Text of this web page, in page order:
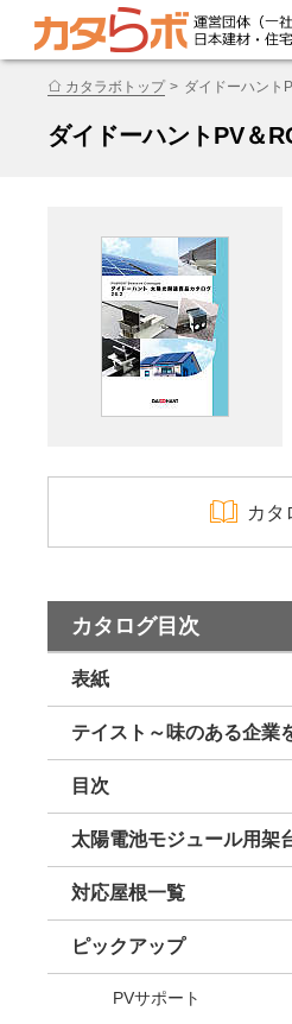
カタラボトップ ダイドーハント
ダイドーハントPV＆
カタ
カタログ目次
表紙
テイスト～味のある企業
目次
太陽電池モジュール用
対応屋根一覧
ピックアップ
PVサポート